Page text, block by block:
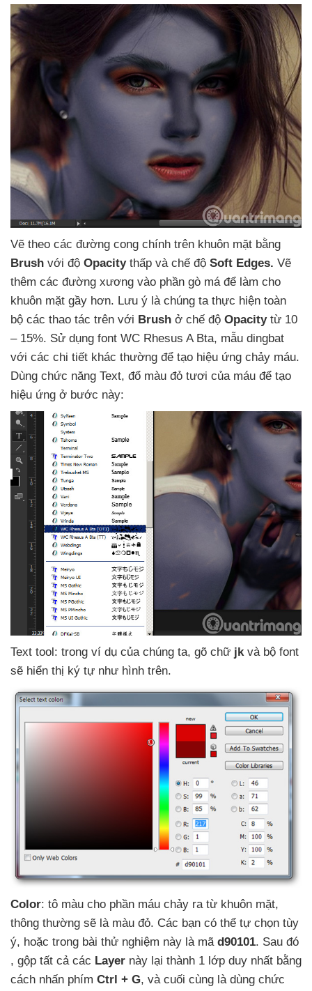
Vẽ theo các đường cong chính trên khuôn mặt bằng
Brush với độ Opacity thấp và chế độ Soft Edges. Vẽ
thêm các đường xương vào phần gò má để làm cho
khuôn mặt gầy hơn. Lưu ý là chúng ta thực hiện toàn
bộ các thao tác trên với Brush ở chế độ Opacitytừ 10
– 15%. Sử dụng font WC Rhesus A Bta, mẫu dingbat
với các chi tiết khác thường để tạo hiệu ứng chảy máu.
Dùng chức năng Text, đổ màu đỏ tươi của máu để tạo
hiệu ứng ở bước này:
Text tool: trong ví dụ của chúng ta, gõ chữ jk và bộ font
sẽ hiển thị ký tự như hình trên.
Color: tô màu cho phần máu chảy ra từ khuôn mặt,
thông thường sẽ là màu đỏ. Các bạn có thể tự chọn tùy
ý, hoặc trong bài thử nghiệm này là mã d90101. Sau đó
, gộp tất cả các Layer này lại thành 1 lớp duy nhất bằng
cách nhấn phím Ctrl + G, và cuối cùng là dùng chức